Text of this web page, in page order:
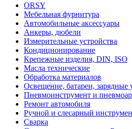
ORSY
Мебельная фурнитура
Автомобильные аксессуары
Анкеры, дюбели
Измерительные устройства
Кондиционирование
Крепежные изделия, DIN, ISO
Масла технические
Обработка материалов
Освещение, батареи, зарядные
Пневмоинструмент и
Ремонт автомобиля
Ручной и слесарный
Сварка